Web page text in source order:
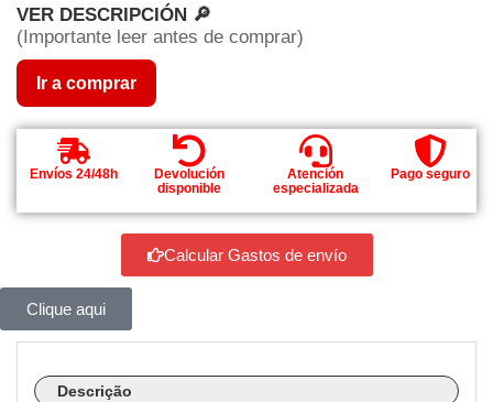
VER DESCRIPCIÓN 🔎
(Importante leer antes de comprar)
Ir a comprar
Envíos 24/48h
Devolución
disponible
Atención
especializada
Pago seguro
Calcular Gastos de envío
Clique aqui
Descrição